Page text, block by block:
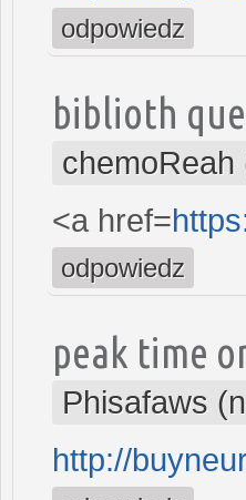
odpowiedz
biblioth
<a href=
odpowiedz
peak time
Phisafaws
http://